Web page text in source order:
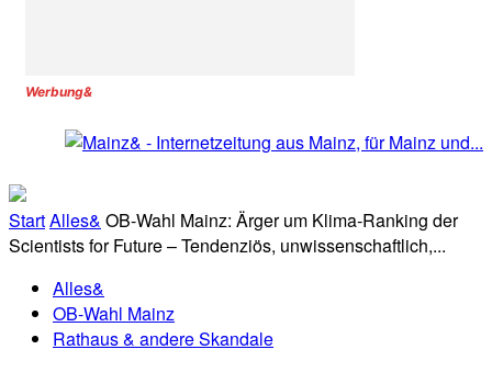
Werbung&
StartAlles& OB-Wahl Mainz: Ärger um Klima-Ranking der
Scientists for Future – Tendenziös, unwissenschaftlich,...
Alles&
OB-Wahl Mainz
Rathaus & andere Skandale